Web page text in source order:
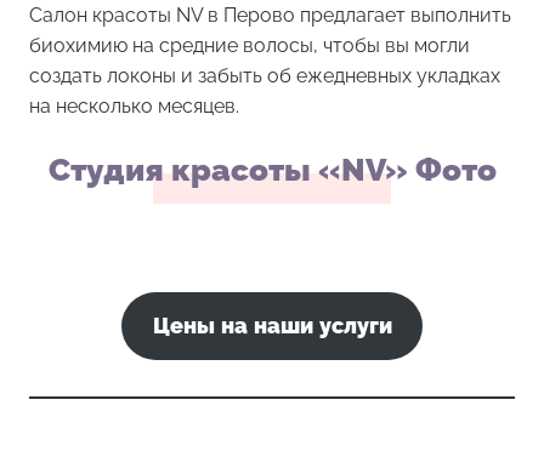
Салон красоты NV в Перово предлагает выполнить
биохимию на средние волосы, чтобы вы могли
создать локоны и забыть об ежедневных укладках
на несколько месяцев.
Студия красоты «NV» Фото
Цены на наши услуги